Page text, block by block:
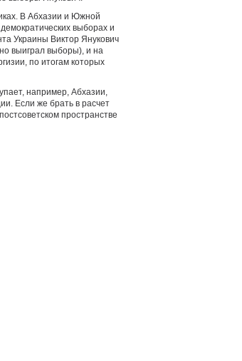
В Абхазии и Южной
выборах и
Украины Виктор Янукович
выиграл выборы), и на
по итогам которых
например, Абхазии,
Если же брать в расчет
пространстве